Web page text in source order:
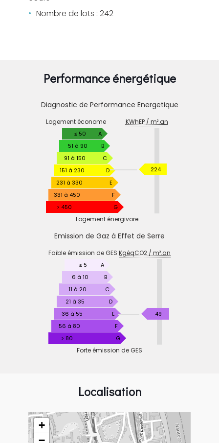
Nombre de lots : 242
Performance énergétique
Diagnostic de Performance Energetique
DE
PERFORMANCE
ENERGETIQUE
Logement économe KWhEP / m².an
≤ 50
A
51 à 90
B
91 à 150
C
151 à 230
D
231 à 330
E
331 à 450
F
> 450
G
224KWhEP
Logement énergivore
Emission de Gaz à Effet de Serre
DE
EFFET
SERRE
Faible émission de GES KgéqCO2 / m².an
≤ 5
A
6 à 10
B
11 à 20
C
21 à 35
D
36 à 55
E
56 à 80
F
> 80
G
49KgéqCO2
Forte émission de GES
Localisation
+
−